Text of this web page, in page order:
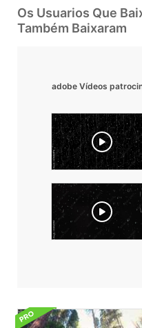
Os Usuarios Que
Também Baixaram
adobe Vídeos